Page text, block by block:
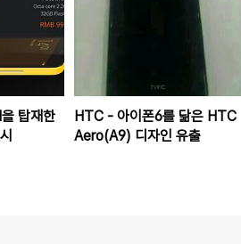
탑재한
HTC - 아이폰6를 닮은 HTC
Aero(A9) 디자인 유출